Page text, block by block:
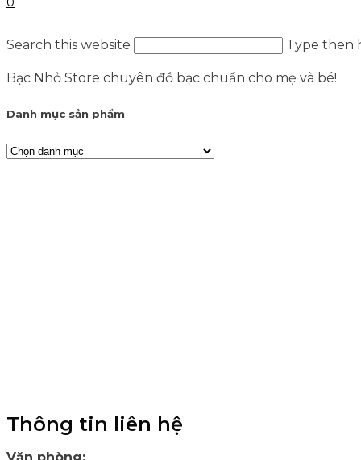
Search this website Type then
Bạc Nhỏ Store chuyên đồ bạc chuẩn cho mẹ và bé!
Danh mục sản phẩm
Thông tin liên hệ